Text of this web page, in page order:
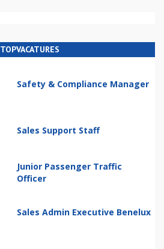
TOPVACATURES
Safety & Compliance Manager
Sales Support Staff
Junior Passenger Traffic
Officer
Sales Admin Executive Benelux